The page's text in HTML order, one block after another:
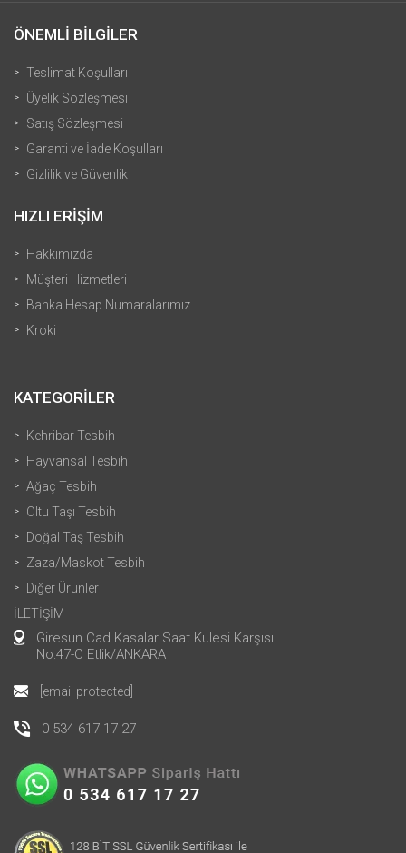
ÖNEMLİ BİLGİLER
Teslimat Koşulları
Üyelik Sözleşmesi
Satış Sözleşmesi
Garanti ve İade Koşulları
Gizlilik ve Güvenlik
HIZLI ERİŞİM
Hakkımızda
Müşteri Hizmetleri
Banka Hesap Numaralarımız
Kroki
KATEGORİLER
Kehribar Tesbih
Hayvansal Tesbih
Ağaç Tesbih
Oltu Taşı Tesbih
Doğal Taş Tesbih
Zaza/Maskot Tesbih
Diğer Ürünler
İLETİŞİM
Giresun Cad.Kasalar Saat Kulesi Karşısı
No:47-C Etlik/ANKARA
[email protected]
0 534 617 17 27